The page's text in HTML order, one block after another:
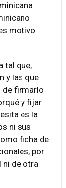
motivo
tal que,
y las que
de firmarlo
y fijar
es la
ni sus
ficha de
por
ni de otra